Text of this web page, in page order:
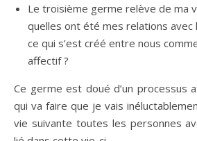
Le troisième germe relève de ma
quelles ont été mes relations avec
ce qui s’est créé entre nous
affectif ?
Ce germe est doué d’un processus
qui va faire que je vais
vie suivante toutes les personnes